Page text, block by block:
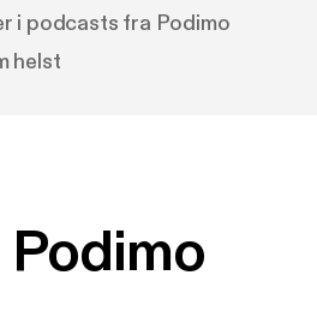
i podcasts fra Podimo
helst
Podimo